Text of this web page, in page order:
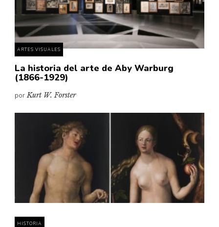
ARTES VISUALES
La historia del arte de Aby Warburg
(1866-1929)
porKurt W. Forster
HISTORIA